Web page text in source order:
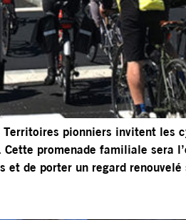
pionniers invitent les
promenade familiale sera
et de porter un regard